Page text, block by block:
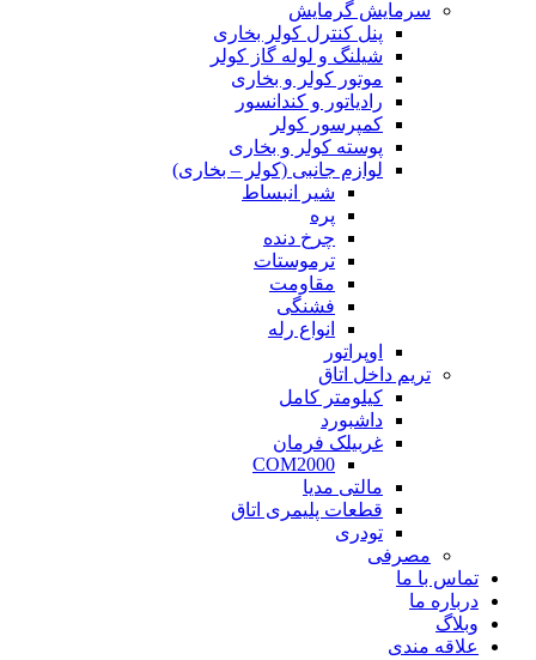
سرمایش گرمایش
پنل کنترل کولر بخاری
شیلنگ و لوله گاز کولر
موتور کولر و بخاری
رادیاتور و کندانسور
کمپرسور کولر
پوسته کولر و بخاری
لوازم جانبی (کولر – بخاری)
شیر انبساط
پره
چرخ دنده
ترموستات
مقاومت
فشنگی
انواع رله
اوپراتور
تریم داخل اتاق
کیلومتر کامل
داشبورد
غربیلک فرمان
COM2000
مالتی مدیا
قطعات پلیمری اتاق
تودری
مصرفی
تماس با ما
درباره ما
وبلاگ
علاقه مندی